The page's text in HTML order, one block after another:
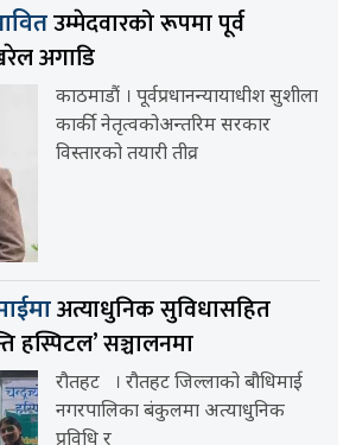
उम्मेदवारको रूपमा पूर्व
अगाडि
काठमाडौं । पूर्वप्रधानन्यायाधीश सुशीला
कार्की नेतृत्वकोअन्तरिम सरकार
विस्तारको तयारी तीव्र
अत्याधुनिक सुविधासहित
हस्पिटल’ सञ्चालनमा
रौतहट । रौतहट जिल्लाको बौधिमाई
नगरपालिका बंकुलमा अत्याधुनिक